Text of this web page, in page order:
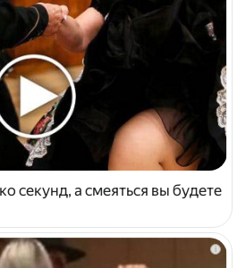
секунд, а смеяться вы будете
i